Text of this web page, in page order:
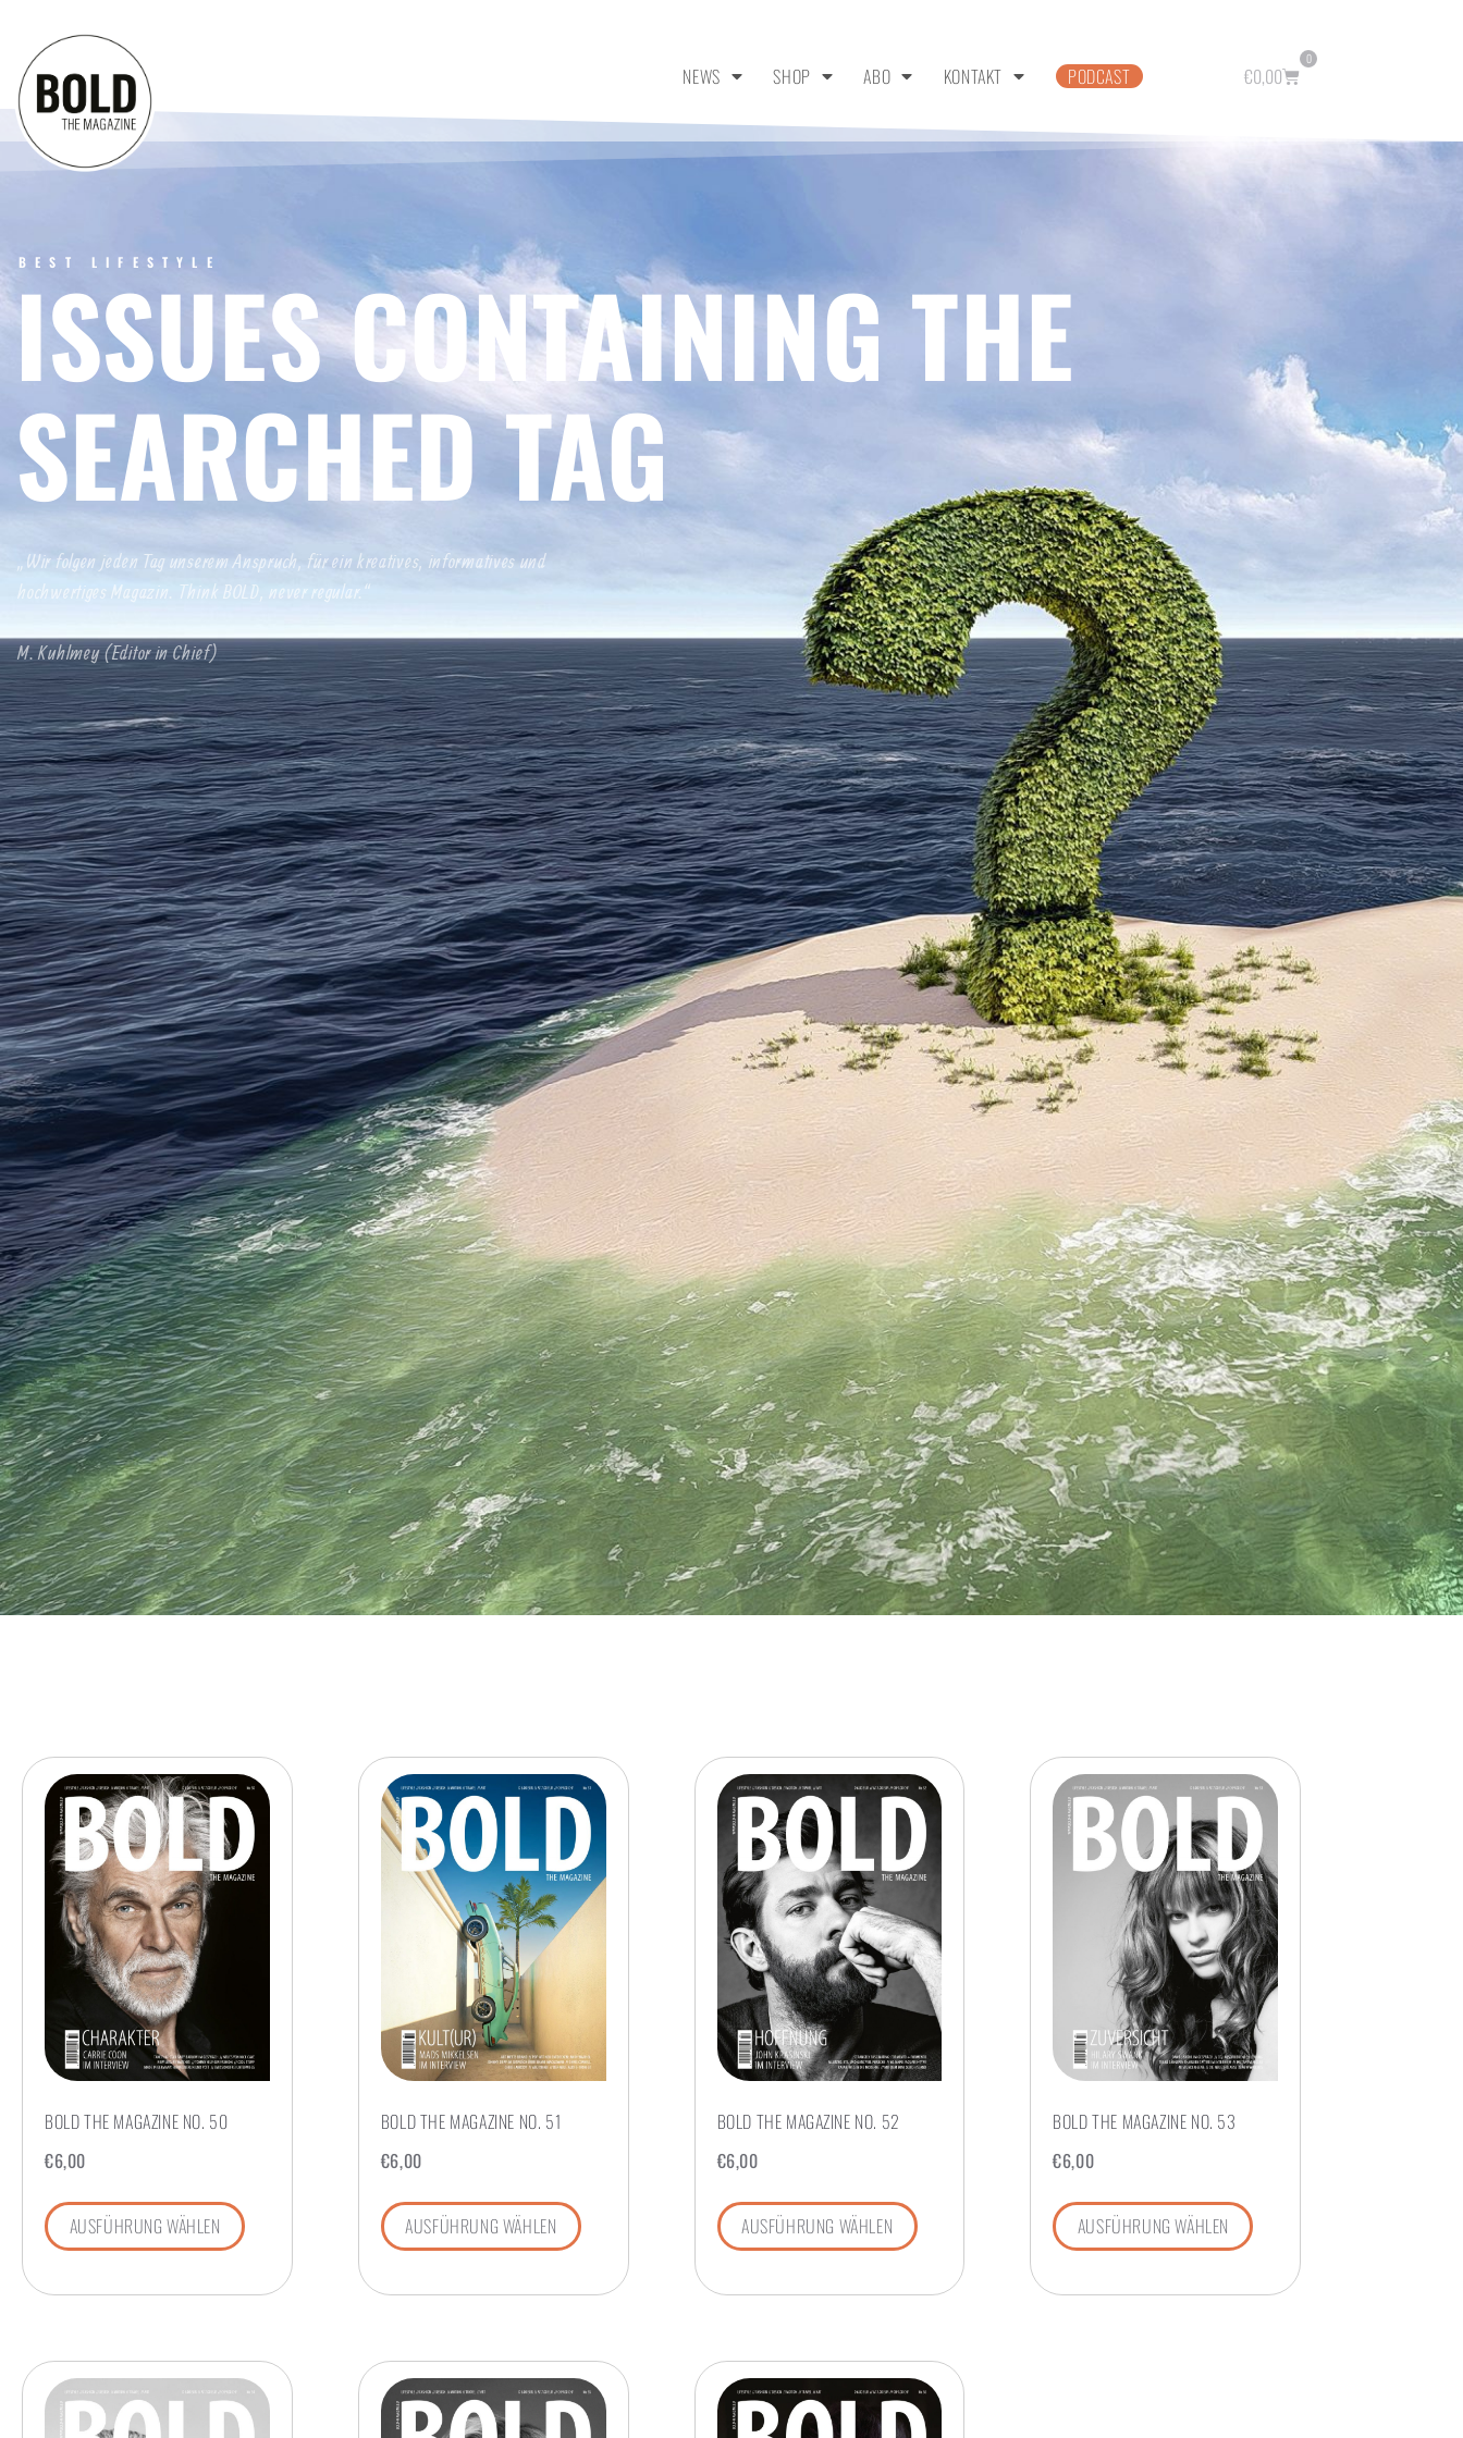
NEWS SHOP ABO KONTAKT PODCAST €0,00
0
BEST LIFESTYLE
ISSUES CONTAINING THE
SEARCHED TAG
„Wir folgen jeden Tag unserem Anspruch, für ein kreatives, informatives und
hochwertiges Magazin. Think BOLD, never regular.“
M. Kuhlmey (Editor in Chief)
BOLD THE MAGAZINE NO. 50
€6,00
AUSFÜHRUNG WÄHLEN
BOLD THE MAGAZINE NO. 51
€6,00
AUSFÜHRUNG WÄHLEN
BOLD THE MAGAZINE NO. 52
€6,00
AUSFÜHRUNG WÄHLEN
BOLD THE MAGAZINE NO. 53
€6,00
AUSFÜHRUNG WÄHLEN